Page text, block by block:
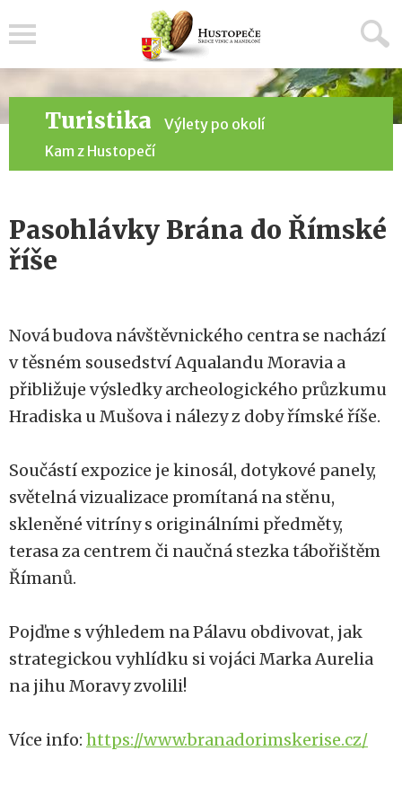
Turistika
Výlety po okolí
Kam z Hustopečí
Pasohlávky Brána do Římské
říše
Nová budova návštěvnického centra se nachází
v těsném sousedství Aqualandu Moravia a
přibližuje výsledky archeologického průzkumu
Hradiska u Mušova i nálezy z doby římské říše.
Součástí expozice je kinosál, dotykové panely,
světelná vizualizace promítaná na stěnu,
skleněné vitríny s originálními předměty,
terasa za centrem či naučná stezka tábořištěm
Římanů.
Pojďme s výhledem na Pálavu obdivovat, jak
strategickou vyhlídku si vojáci Marka Aurelia
na jihu Moravy zvolili!
Více info: https://www.branadorimskerise.cz/